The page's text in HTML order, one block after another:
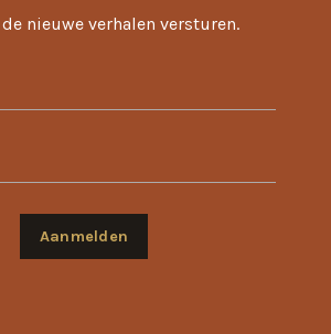
nieuwe verhalen versturen.
Aanmelden